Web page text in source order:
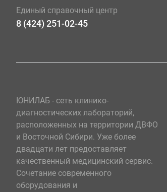
Единый справочный центр
8 (424) 251-02-45
ЮНИЛАБ - сеть клинико-
диагностических лабораторий,
расположенных на территории ДВФО
и Восточной Сибири. Уже более
двадцати лет предоставляет
качественный медицинский сервис.
Сочетание современного
оборудования и